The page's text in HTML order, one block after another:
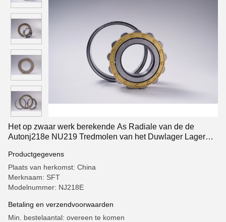
Het op zwaar werk berekende As Radiale van de de
Autonj218e NU219 Tredmolen van het Duwlager Lager
Productgegevens
Plaats van herkomst: China
Merknaam: SFT
Modelnummer: NJ218E
Betaling en verzendvoorwaarden
Min. bestelaantal: overeen te komen